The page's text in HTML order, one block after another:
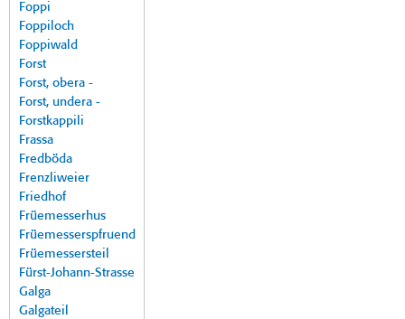
Foppi
Foppiloch
Foppiwald
Forst
Forst, obera -
Forst, undera -
Forstkappili
Frassa
Fredböda
Frenzliweier
Friedhof
Früemesserhus
Früemesserspfruend
Früemessersteil
Fürst-Johann-Strasse
Galga
Galgateil